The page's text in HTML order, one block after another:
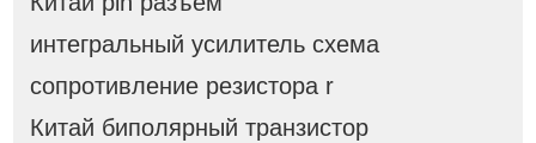
интегральный усилитель схема
сопротивление резистора r
Китай биполярный транзистор